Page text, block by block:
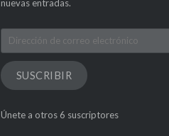
nuevas entradas.
Dirección
de
correo
electrónico
SUSCRIBIR
Únete a otros 6 suscriptores